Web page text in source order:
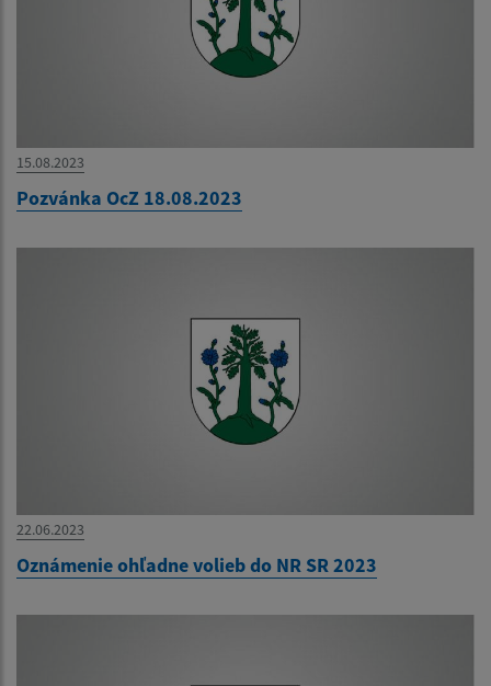
15.08.2023
Pozvánka OcZ 18.08.2023
22.06.2023
Oznámenie ohľadne volieb do NR SR 2023